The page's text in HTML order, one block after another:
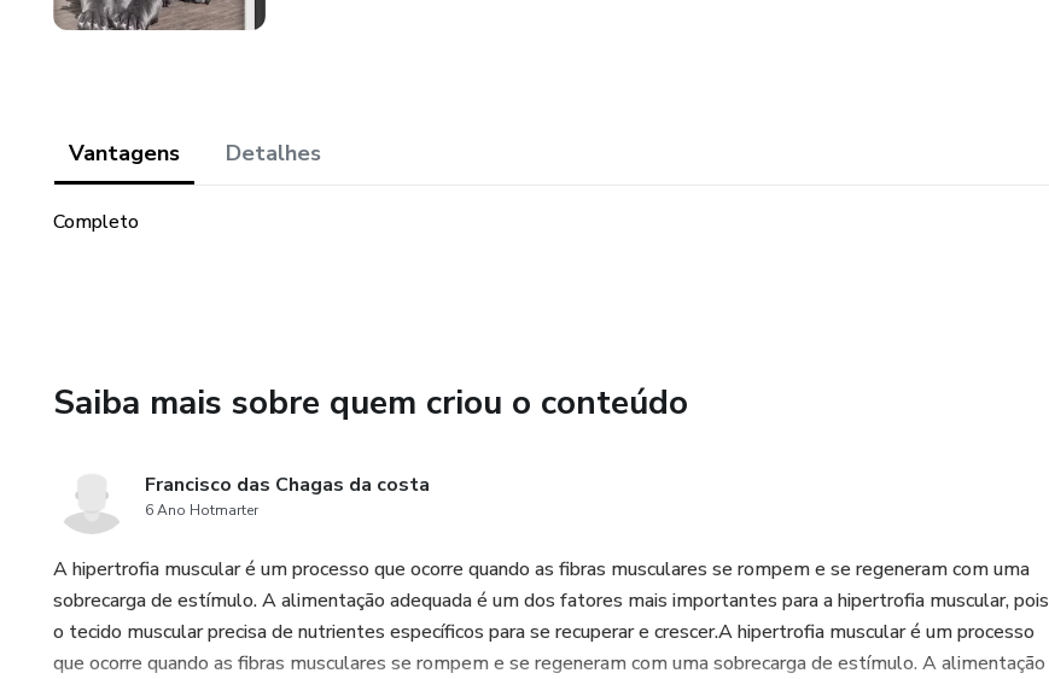
Vantagens Detalhes
Completo
Saiba mais sobre quem criou o conteúdo
Francisco das Chagas da costa
6 Ano Hotmarter
A hipertrofia muscular é um processo que ocorre quando as fibras musculares se rompem e se regeneram com uma
sobrecarga de estímulo. A alimentação adequada é um dos fatores mais importantes para a hipertrofia muscular, pois
o tecido muscular precisa de nutrientes específicos para se recuperar e crescer.A hipertrofia muscular é um processo
que ocorre quando as fibras musculares se rompem e se regeneram com uma sobrecarga de estímulo. A alimentação